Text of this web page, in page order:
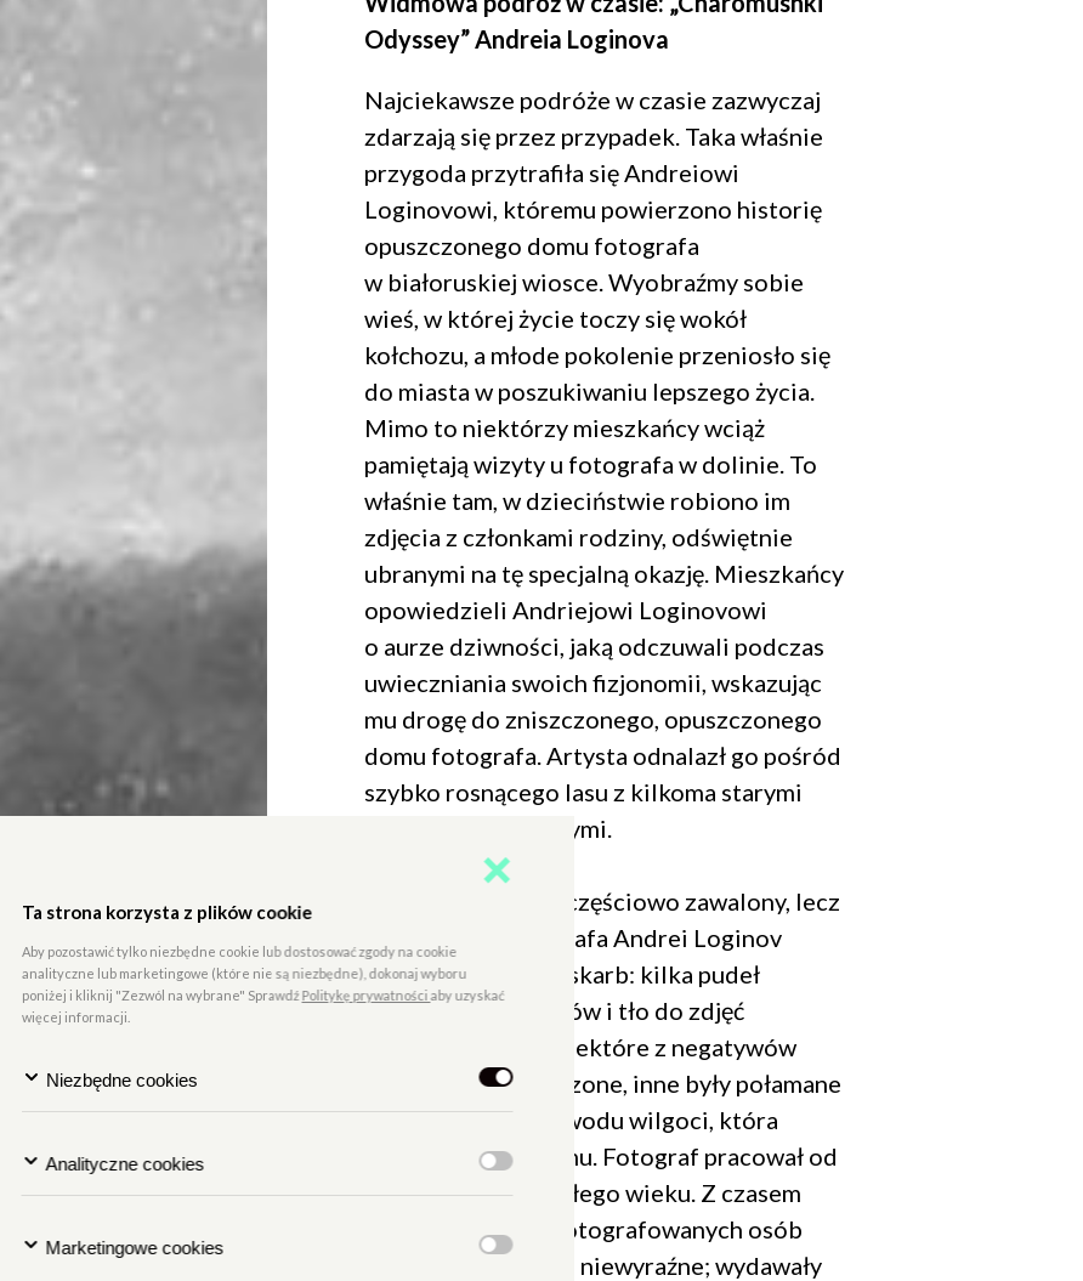
Odyssey” Andreia Loginova
Najciekawsze podróże w czasie zazwyczaj
zdarzają się przez przypadek. Taka właśnie
przygoda przytrafiła się Andreiowi
Loginovowi, któremu powierzono historię
opuszczonego domu fotografa
w białoruskiej wiosce. Wyobraźmy sobie
wieś, w której życie toczy się wokół
kołchozu, a młode pokolenie przeniosło się
do miasta w poszukiwaniu lepszego życia.
Mimo to niektórzy mieszkańcy wciąż
pamiętają wizyty u fotografa w dolinie. To
właśnie tam, w dzieciństwie robiono im
zdjęcia z członkami rodziny, odświętnie
ubranymi na tę specjalną okazję. Mieszkańcy
opowiedzieli Andriejowi Loginovowi
o aurze dziwności, jaką odczuwali podczas
uwieczniania swoich fizjonomii, wskazując
mu drogę do zniszczonego, opuszczonego
domu fotografa. Artysta odnalazł go pośród
szybko rosnącego lasu z kilkoma starymi
drzewami owocowymi.
Dach domu był już częściowo zawalony, lecz
pod łóżkiem fotografa Andrei Loginov
znalazł prawdziwy skarb: kilka pudeł
szklanych negatywów i tło do zdjęć
krajobrazowych. Niektóre z negatywów
pozostały nienaruszone, inne były połamane
lub spleśniałe z powodu wilgoci, która
przeniknęła do domu. Fotograf pracował od
lat 30. do 50. ubiegłego wieku. Z czasem
twarze i sylwetki fotografowanych osób
stały się zamazane i niewyraźne; wydawały
Ta strona korzysta z plików cookie
Aby pozostawić tylko niezbędne cookie lub dostosować zgody na cookie
analityczne lub marketingowe (które nie są niezbędne), dokonaj wyboru
poniżej i kliknij "Zezwól na wybrane" Sprawdź Politykę prywatnościaby uzyskać
więcej informacji.
Niezbędne cookies
Analityczne cookies
Marketingowe cookies